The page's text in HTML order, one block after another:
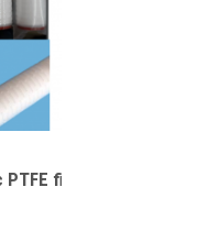
PTFE filter cartridge(HPF))